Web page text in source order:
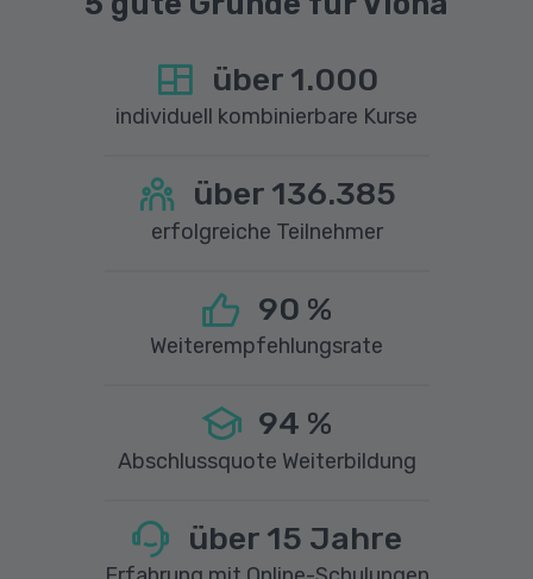
über 1.000
individuell kombinierbare Kurse
über 136.385
erfolgreiche Teilnehmer
90 %
Weiterempfehlungsrate
94 %
Abschlussquote Weiterbildung
über 15 Jahre